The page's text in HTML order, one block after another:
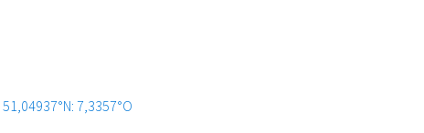
51,04937°N: 7,3357°O